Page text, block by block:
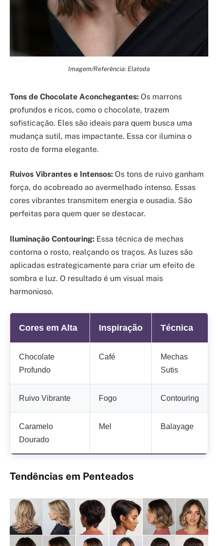
Imagem/Referência: Elatoda
Tons de Chocolate Aconchegantes: Os marrons
profundos e ricos, como o chocolate, trazem
sofisticação. Eles são ideais para quem busca uma
mudança sutil, mas impactante. Essa cor ilumina o
rosto de forma elegante.
Ruivos Vibrantes e Intensos: Os tons de ruivo ganham
força, do acobreado ao avermelhado intenso. Essas
cores vibrantes transmitem energia e ousadia. São
perfeitas para quem quer se destacar.
Iluminação Contouring: Essa técnica de mechas
contorna o rosto, realçando os traços. As luzes são
aplicadas estrategicamente para criar um efeito de
sombra e luz. O resultado é um visual mais
harmonioso.
Cores em Alta Inspiração Técnica
Chocolate
Profundo
Café
Mechas
Sutis
Ruivo Vibrante Fogo Contouring
Caramelo
Dourado
Mel Balayage
Tendências em Penteados